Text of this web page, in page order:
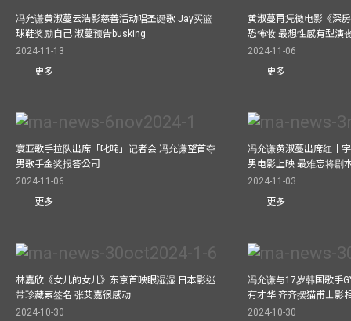
冯允谦黄淑蔓云浩影慈善活动唱圣诞歌 Jay买篮
球鞋奖励自己 淑蔓预告busking
2024-11-13
更多
黄淑蔓再凭微电影《深
恐怖妆 最想性感有型演
2024-11-06
更多
寰亚歌手拉队出席「叱咤」记者会 冯允谦望首夺
男歌手金奖报答公司
2024-11-06
更多
冯允谦黄淑蔓出席红十
男电影上映 最难忘将剧
2024-11-03
更多
林嘉欣《女儿的女儿》东京首映眼湿湿 日本影迷
带珍藏索签名 张艾嘉很感动
2024-10-30
冯允谦与17岁韩国歌手
有才华 齐齐摆猫甫士影
2024-10-30